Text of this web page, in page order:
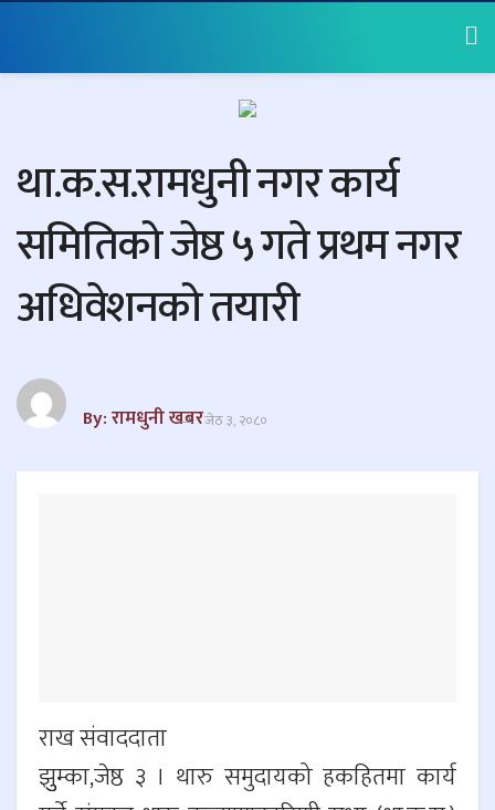
था.क.स.रामधुनी नगर कार्य
समितिको जेष्ठ ५ गते प्रथम नगर
अधिवेशनको तयारी
By: रामधुनी खबरजेठ ३, २०८०
राख संवाददाता
झुुम्का,जेष्ठ ३ । थारु समुदायको हकहितमा कार्य